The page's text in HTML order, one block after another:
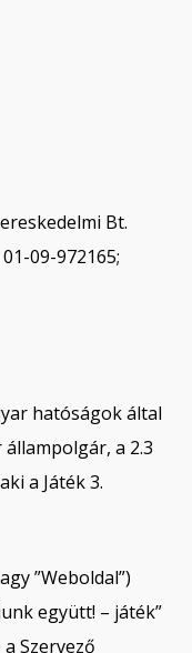
Bt.
09-972165;
hatóságok által
a 2.3
a Játék 3.
”Weboldal”)
együtt! – játék”
Szervező